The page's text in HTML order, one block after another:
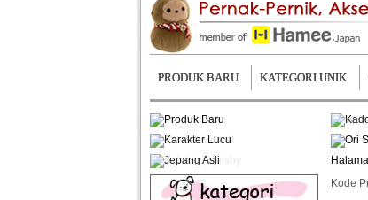
PRODUK BARU KATEGORI UNIK
Kode